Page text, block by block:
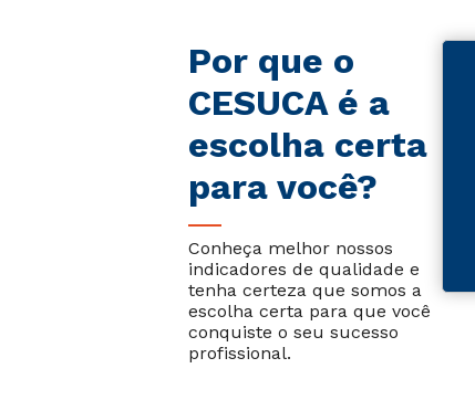
Por que o
CESUCA é a
escolha certa
para você?
Conheça melhor nossos
indicadores de qualidade e
tenha certeza que somos a
escolha certa para que você
conquiste o seu sucesso
profissional.